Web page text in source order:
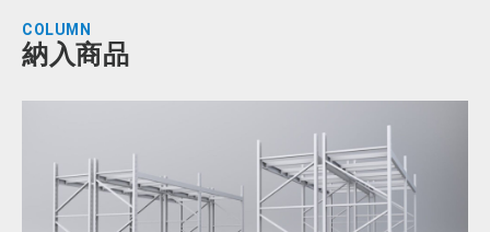
COLUMN
納入商品